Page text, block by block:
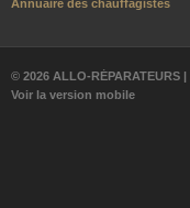
Annuaire des chauffagistes
© 2026 ALLO-RÉPARATEURS |
Voir la version mobile